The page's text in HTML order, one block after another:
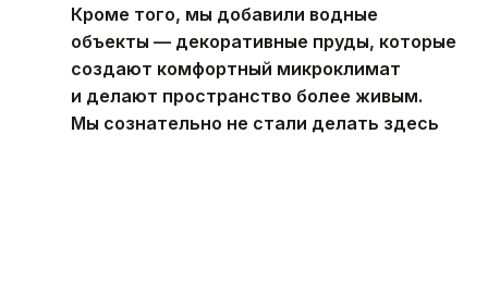
Кроме того, мы добавили водные
объекты — декоративные пруды, которые
создают комфортный микроклимат
и делают пространство более живым.
Мы сознательно не стали делать здесь